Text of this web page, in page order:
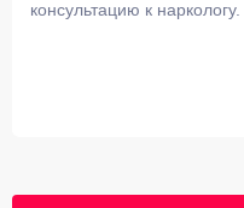
консультацию к наркологу.